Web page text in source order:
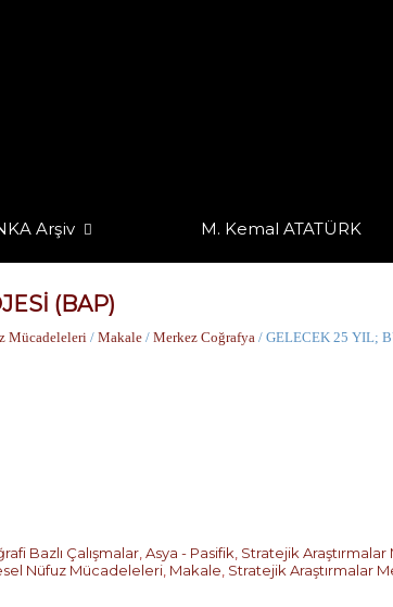
Arşiv M. Kemal ATATÜRK
(BAP)
Mücadeleleri / Makale / Merkez Coğrafya / GELECEK 25 YIL;
Bazlı Çalışmalar,Asya - Pasifik, Stratejik
Nüfuz Mücadeleleri, Makale, Stratejik Araştırmalar